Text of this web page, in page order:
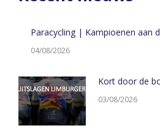
Paracycling | Kampioenen aan
04/08/2026
Kort door de
03/08/2026